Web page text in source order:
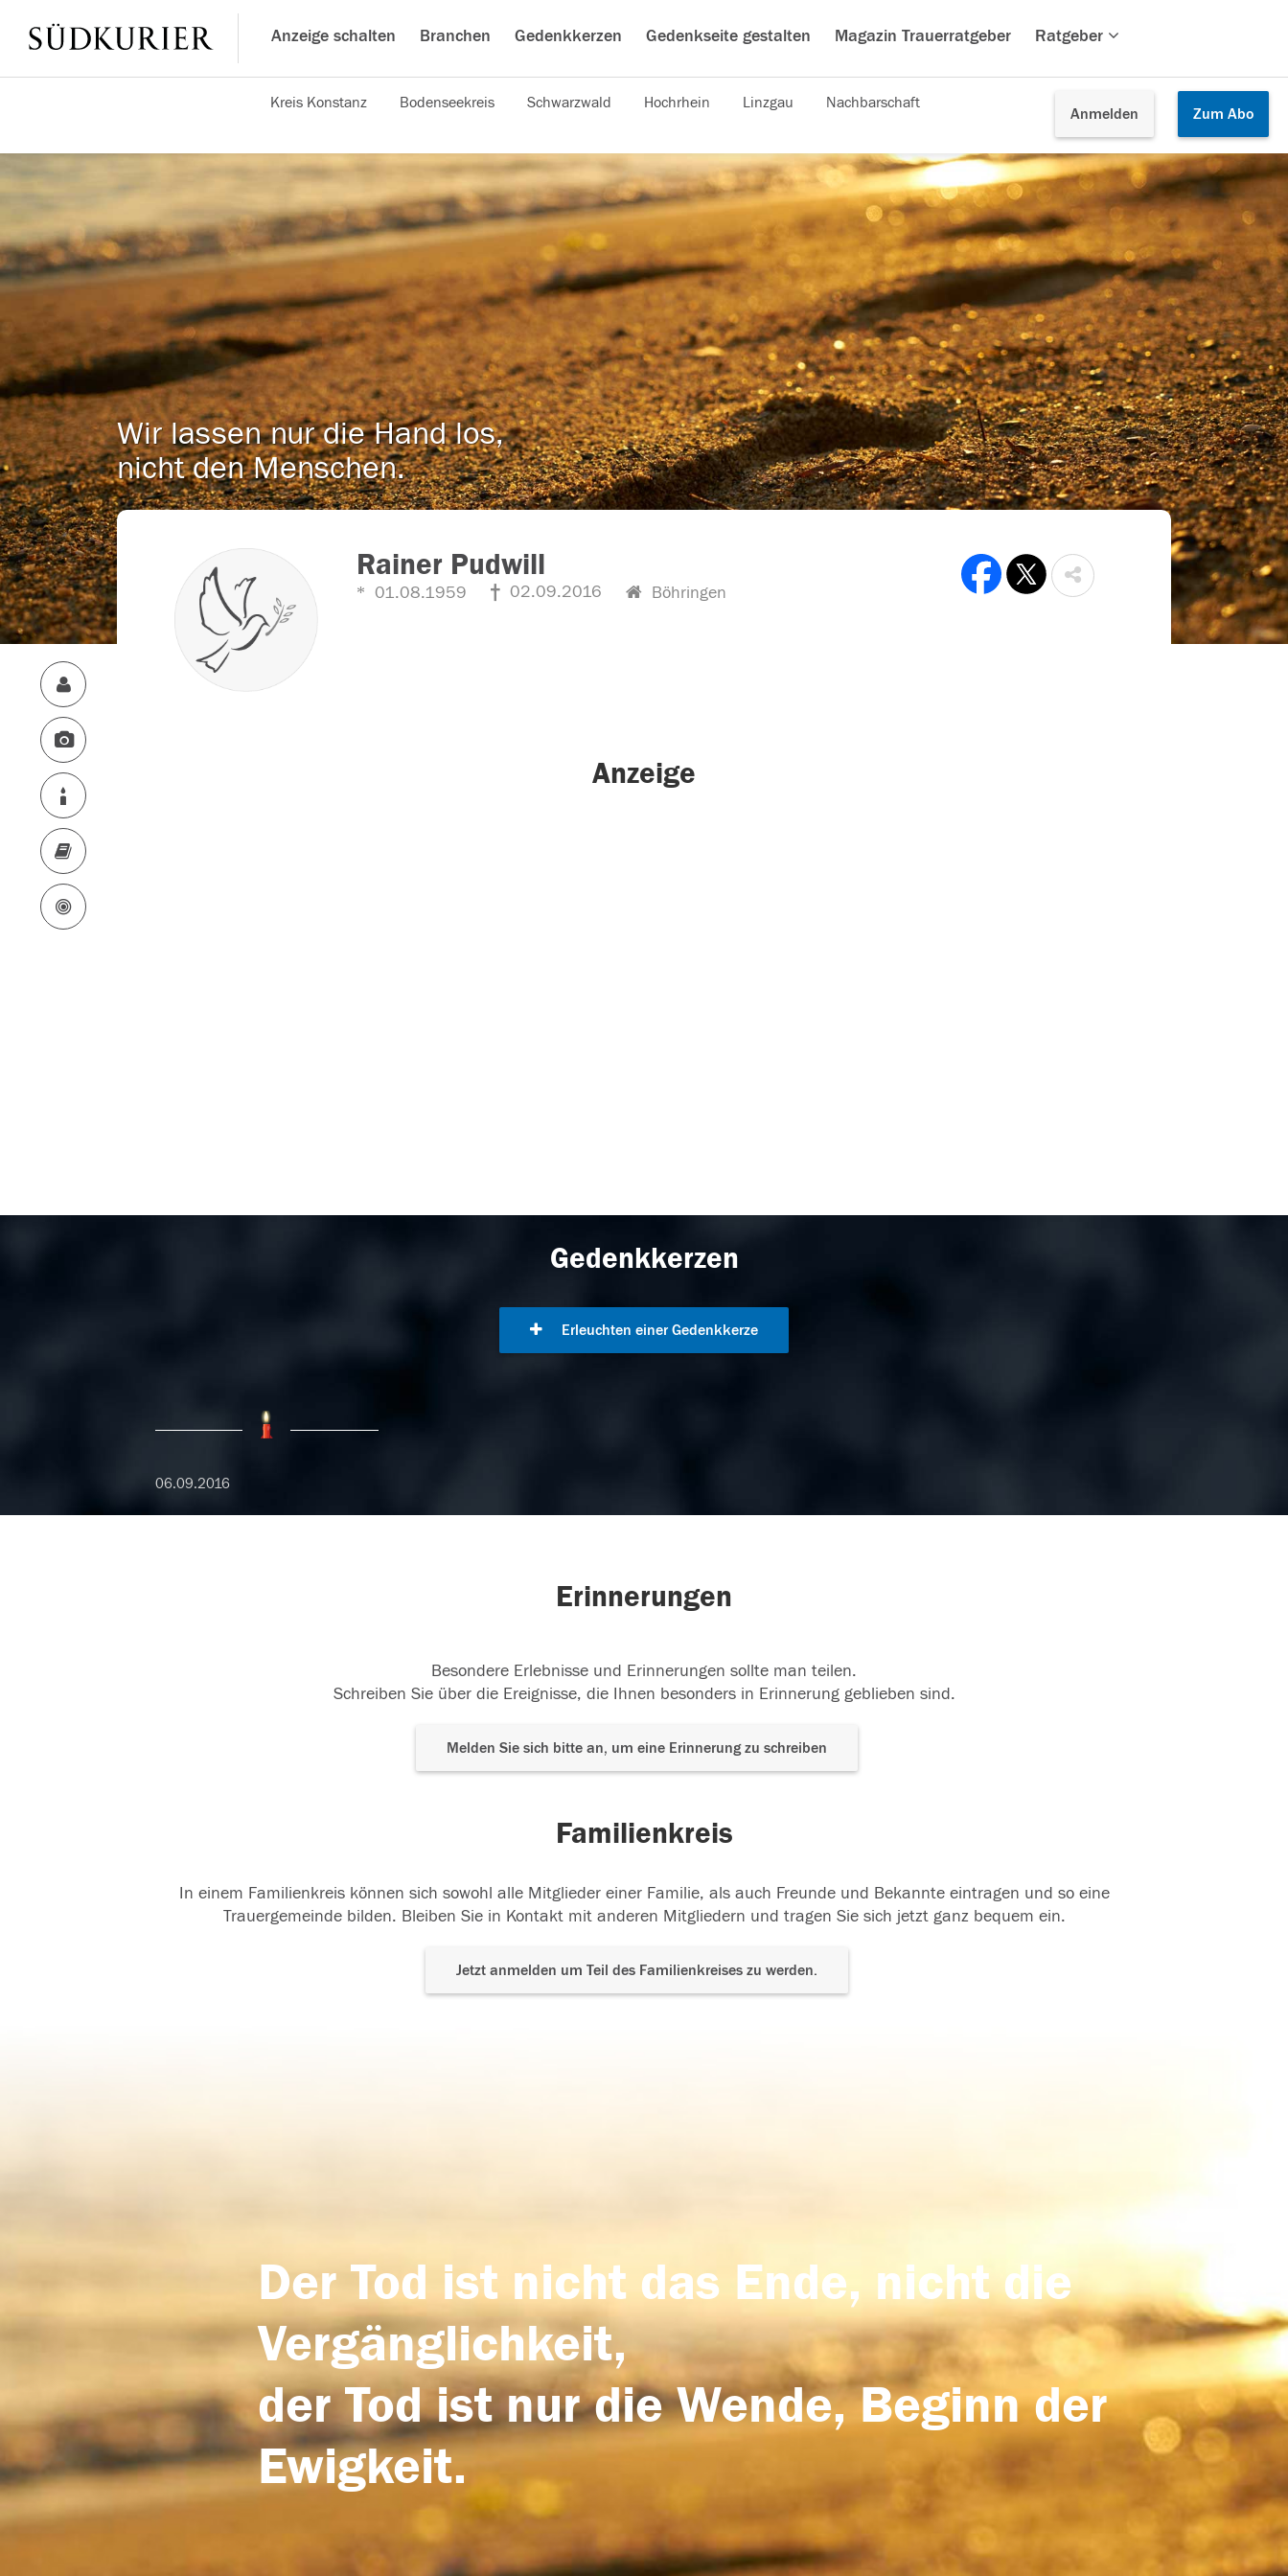
Anzeige schalten Branchen Gedenkkerzen Gedenkseite gestalten Magazin Trauerratgeber Ratgeber
Anmelden Zum Abo
Kreis Konstanz Bodenseekreis Schwarzwald Hochrhein Linzgau Nachbarschaft
Wir lassen nur die Hand los,
nicht den Menschen.
Rainer Pudwill
01.08.1959 02.09.2016 Böhringen
Anzeige
Gedenkkerzen
Erleuchten einer Gedenkkerze
06.09.2016
Erinnerungen
Besondere Erlebnisse und Erinnerungen sollte man teilen.
Schreiben Sie über die Ereignisse, die Ihnen besonders in Erinnerung geblieben sind.
Melden Sie sich bitte an, um eine Erinnerung zu schreiben
Familienkreis
In einem Familienkreis können sich sowohl alle Mitglieder einer Familie, als auch Freunde und Bekannte eintragen und so eine
Trauergemeinde bilden. Bleiben Sie in Kontakt mit anderen Mitgliedern und tragen Sie sich jetzt ganz bequem ein.
Jetzt anmelden um Teil des Familienkreises zu werden.
Der Tod ist nicht das Ende, nicht die
Vergänglichkeit,
der Tod ist nur die Wende, Beginn der
Ewigkeit.